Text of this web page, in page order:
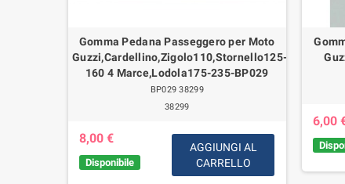
Gomma Pedana Passeggero per Moto
Guzzi,Cardellino,Zigolo110,Stornello125-
160 4 Marce,Lodola175-235-BP029
BP029 38299
38299
8,00 €
Disponibile
AGGIUNGI AL
CARRELLO
6,00